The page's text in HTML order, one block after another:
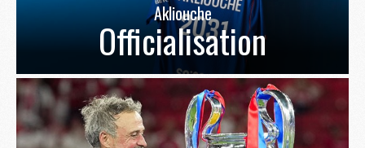
Akliouche
Officialisation